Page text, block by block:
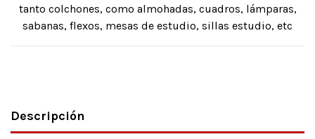
tanto colchones, como almohadas, cuadros, lámparas,
sabanas, flexos, mesas de estudio, sillas estudio, etc
Descripción